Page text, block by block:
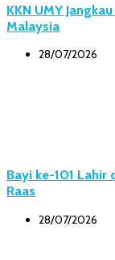
KKN UMY
Malaysia
28/07/2026
Bayi ke-101 Lahir
Raas
28/07/2026